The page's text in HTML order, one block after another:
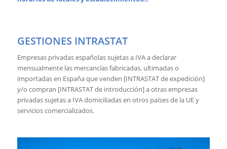
GESTIONES INTRASTAT
Empresas privadas españolas sujetas a IVA a declarar
mensualmente las mercancías fabricadas, ultimadas o
importadas en España que venden [INTRASTAT de expedición]
y/o compran [INTRASTAT de introducción] a otras empresas
privadas sujetas a IVA domiciliadas en otros países de la UE y
servicios comercializados.